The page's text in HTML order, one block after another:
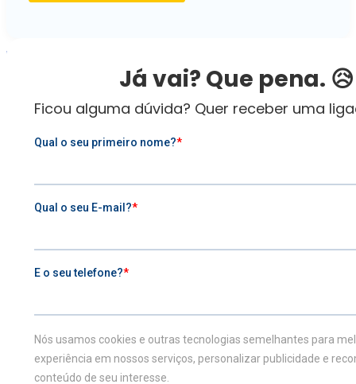
Já vai? Que pena. 😥
Ficou alguma dúvida? Quer receber uma
VESTIBULAR ESTUDE NA UNIT